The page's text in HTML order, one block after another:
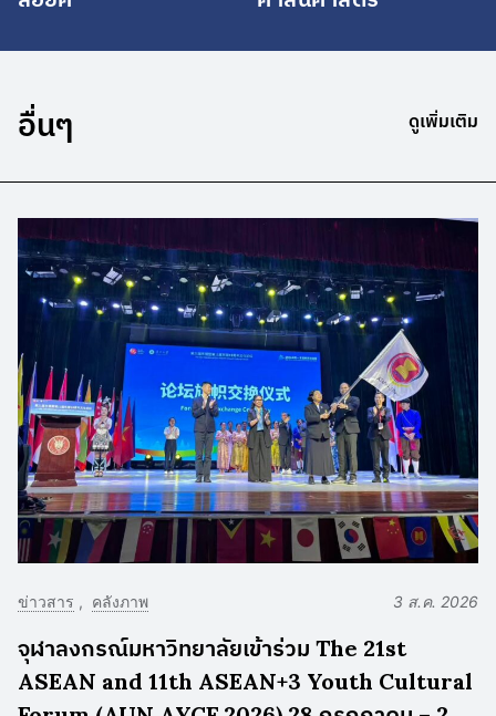
อื่นๆ ดูเพิ่มเติม
ข่าวสาร คลังภาพ 3 ส.ค. 2026
จุฬาลงกรณ์มหาวิทยาลัยเข้าร่วม The 21st
ASEAN and 11th ASEAN+3 Youth Cultural